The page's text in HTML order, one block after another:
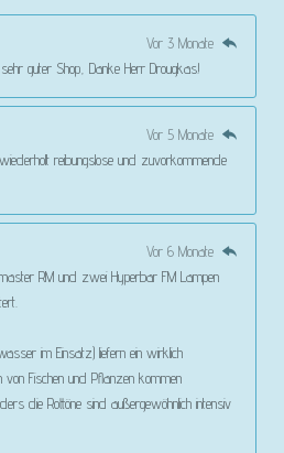
Vor 3 Monate
guter Shop, Danke Herr Drougkas!
Vor 5 Monate
reibungslose und zuvorkommende
Vor 6 Monate
RM und zwei Hyperbar FM Lampen
im Einsatz) liefern ein wirklich
von Fischen und Pflanzen kommen
die Rottöne sind außergewöhnlich intensiv